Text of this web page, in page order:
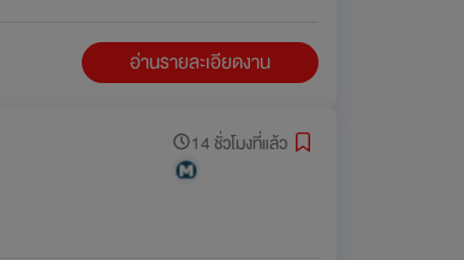
อ่านรายละเอียดงาน
14 ชั่วโมงที่แล้ว